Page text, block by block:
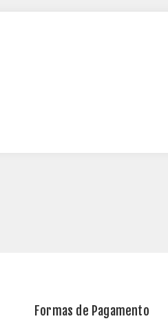
Formas de Pagamento